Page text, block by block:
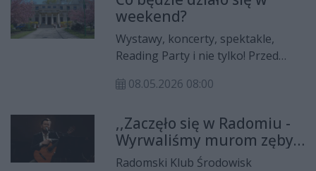
weekend?
Wystawy, koncerty, spektakle,
Reading Party i nie tylko! Przed
08.05.2026 08:00
,,Zaczęło się w Radomiu -
Wyrwaliśmy murom zęby
krat'' - 33. Ogólnopolski
Radomski Klub Środowisk